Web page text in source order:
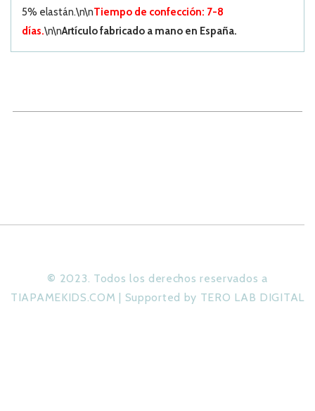
5% elastán.\n\nTiempo de confección: 7-8
días.\n\nArtículo fabricado a mano en España.
© 2023. Todos los derechos reservados a
TIAPAMEKIDS.COM | Supported by TERO LAB DIGITAL